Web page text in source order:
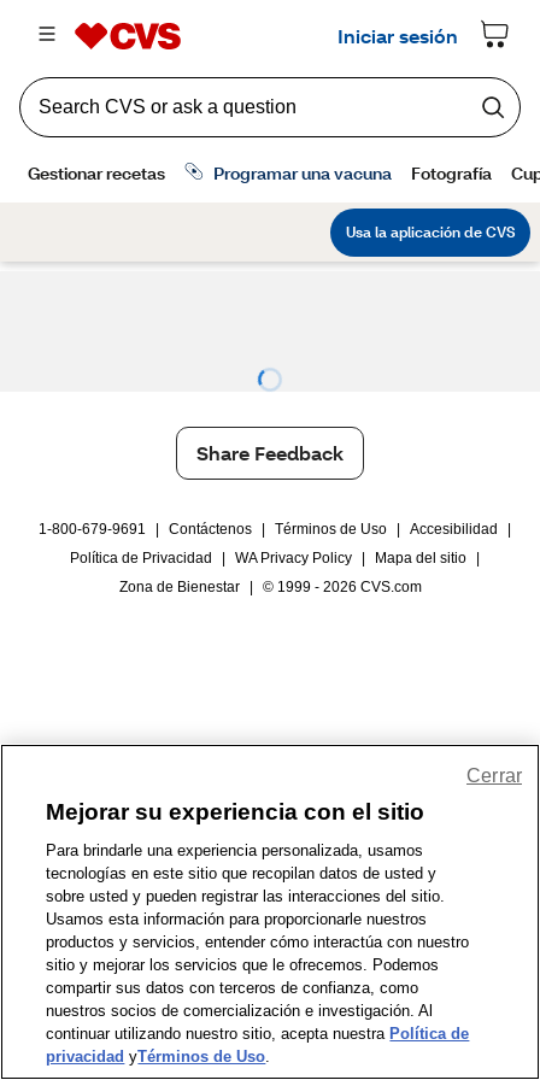
Share Feedback
1-800-679-9691 Contáctenos Términos de Uso Accesibilidad
Política de Privacidad
WA Privacy Policy Mapa del sitio
Zona de Bienestar
© 1999 - 2026 CVS.com
Mejorar su experiencia con el sitio
Para brindarle una experiencia personalizada, usamos
tecnologías en este sitio que recopilan datos de usted y
sobre usted y pueden registrar las interacciones del sitio.
Usamos esta información para proporcionarle nuestros
productos y servicios, entender cómo interactúa con nuestro
sitio y mejorar los servicios que le ofrecemos. Podemos
compartir sus datos con terceros de confianza, como
nuestros socios de comercialización e investigación. Al
continuar utilizando nuestro sitio, acepta nuestra Política de
privacidad yTérminos de Uso.
Cerrar